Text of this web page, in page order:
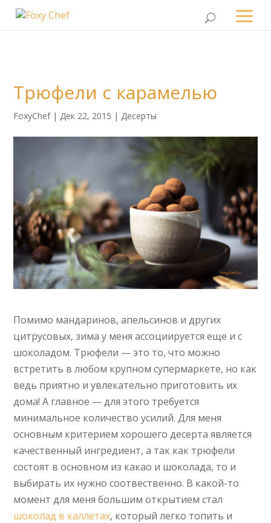
Трюфели с карамелью
FoxyChef|Дек 22, 2015 |Десерты
Помимо мандаринов, апельсинов и других
цитрусовых, зима у меня ассоциируется еще и с
шоколадом. Трюфели — это то, что можно
встретить в любом крупном супермаркете, но как
ведь приятно и увлекательно приготовить их
дома! А главное — для этого требуется
минимальное количество усилий. Для меня
основным критерием хорошего десерта является
качественный ингредиент, а так как трюфели
состоят в основном из какао и шоколада, то и
выбирать их нужно соотвественно. В какой-то
момент для меня большим открытием стал
шоколад в каллетах, который легко топить и